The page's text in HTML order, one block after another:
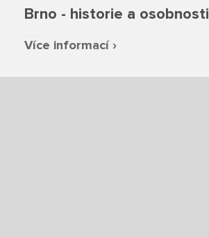
Brno - historie a osobnosti
Více informací ›